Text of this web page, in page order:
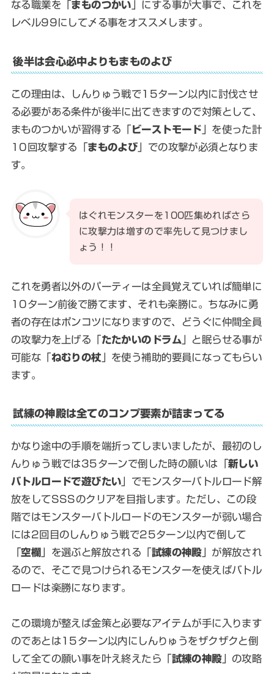
なる職業を「まものつかい 」にする事が大事で、これを
レベル99にして〆る事をオススメします。
後半は会心必中よりもまものよび
この理由は、しんりゅう戦で15ターン以内に討伐させ
る必要がある条件が後半に出てきますので対策として、
まものつかいが習得する「 ビーストモード 」を使った計
10回攻撃する「まものよび 」での攻撃が必須となりま
す。
はぐれモンスターを100匹集めればさら
に攻撃力は増すので率先して見つけまし
ょう！！
これを勇者以外のパーティーは全員覚えていれば簡単に
10ターン前後で勝てます、それも楽勝に。ちなみに勇
者の存在はポンコツになりますので、どうぐに仲間全員
の攻撃力を上げる「たたかいのドラム 」と眠らせる事が
可能な「ねむりの杖 」を使う補助的要員になってもらい
ます。
試練の神殿は全てのコンプ要素が詰まってる
かなり途中の手順を端折ってしまいましたが、最初のし
んりゅう戦では35ターンで倒した時の願いは「新しい
バトルロードで遊びたい 」でモンスターバトルロード解
放をしてSSSのクリアを目指します。ただし、この段
階ではモンスターバトルロードのモンスターが弱い場合
には2回目のしんりゅう戦で25ターン以内で倒して
「空欄 」を選ぶと解放される「試練の神殿」が解放され
るので、そこで見つけられるモンスターを使えばバトル
ロードは楽勝になります。
この環境が整えば金策と必要なアイテムが手に入ります
のであとは15ターン以内にしんりゅうをザクザクと倒
して全ての願い事を叶え終えたら「試練の神殿」の攻略